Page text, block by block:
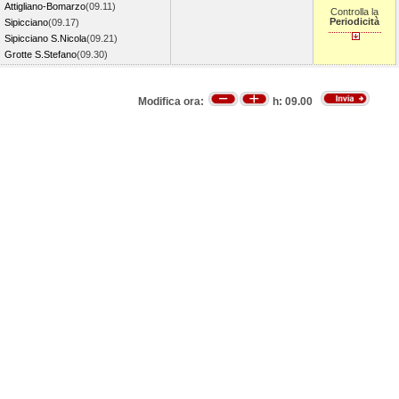
Attigliano-Bomarzo(09.11)
Sipicciano(09.17)
Sipicciano S.Nicola(09.21)
Grotte S.Stefano(09.30)
Controlla la
Periodicità
Modifica ora: h: 09.00